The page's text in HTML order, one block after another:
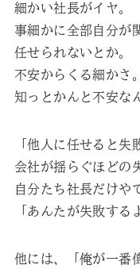
細かい社長がイヤ。
事細かに全部自分が
任せられないとか。
不安からくる細かさ。
知っとかんと不安な
「他人に任せると失
会社が揺らぐほどの
自分たち社長だけや
「あんたが失敗する
他には、「俺が一番